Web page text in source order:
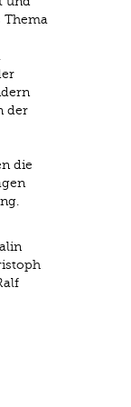
Thema
der
die